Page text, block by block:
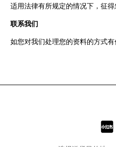
适用法律有所规定的情况下，征得
联系我们
如您对我们处理您的资料的方式
分